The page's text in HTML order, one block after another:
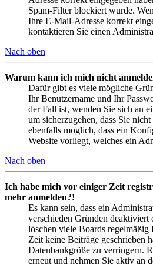
Spam-Filter blockiert wurde.
Ihre E-Mail-Adresse korrekt
kontaktieren Sie einen
Nach oben
Warum kann ich mich nicht
Dafür gibt es viele mögliche
Ihr Benutzername und Ihr
der Fall ist, wenden Sie sich an
um sicherzugehen, dass Sie
ebenfalls möglich, dass ein
Website vorliegt, welches ein
Nach oben
Ich habe mich vor einiger Zeit
mehr anmelden?!
Es kann sein, dass ein
verschieden Gründen deaktiviert
löschen viele Boards regelmäßig
Zeit keine Beiträge geschrieben
Datenbankgröße zu verringern.
erneut und nehmen Sie aktiv an